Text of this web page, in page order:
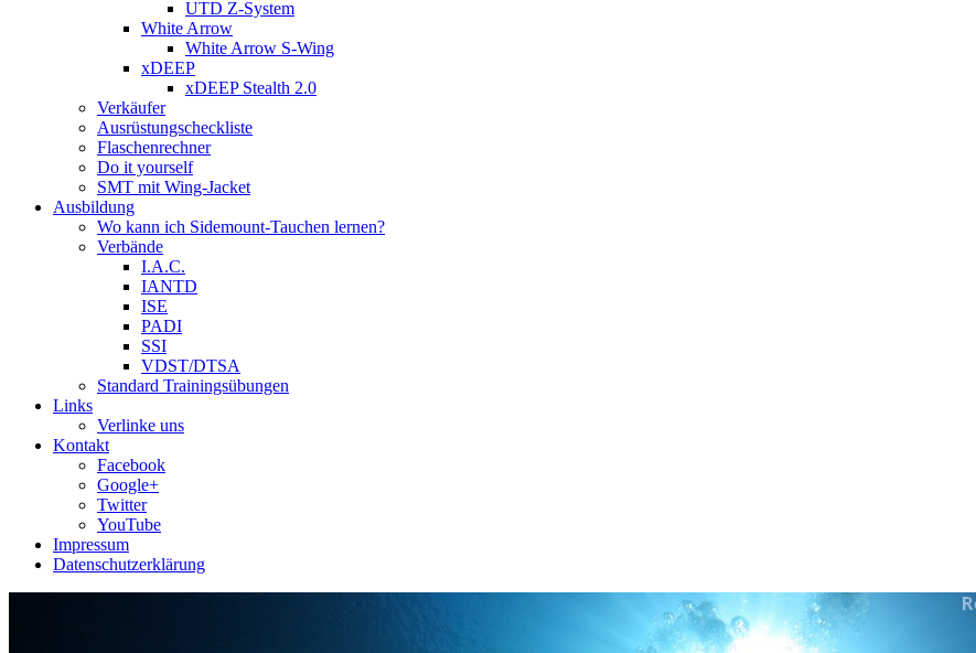
UTD Z-System
White Arrow
White Arrow S-Wing
xDEEP
xDEEP Stealth 2.0
Verkäufer
Ausrüstungscheckliste
Flaschenrechner
Do it yourself
SMT mit Wing-Jacket
Ausbildung
Wo kann ich Sidemount-Tauchen lernen?
Verbände
I.A.C.
IANTD
ISE
PADI
SSI
VDST/DTSA
Standard Trainingsübungen
Links
Verlinke uns
Kontakt
Facebook
Google+
Twitter
YouTube
Impressum
Datenschutzerklärung
Das Sidemount-Forum ist auf ein neues Forensystem